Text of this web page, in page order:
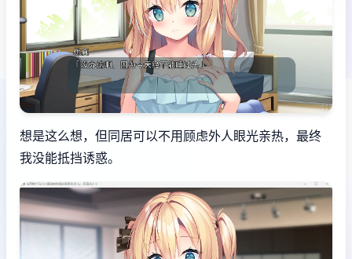
想是这么想，但同居可以不用顾虑外人眼光亲热，最终
我没能抵挡诱惑。